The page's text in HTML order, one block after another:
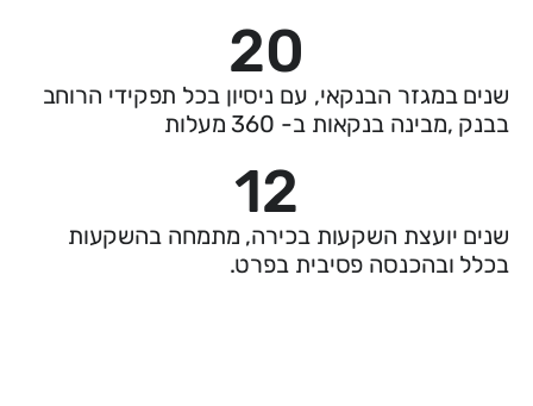
שנים במגזר הבנקאי, עם ניסיון בכל תפקידי הרוחב
בבנק ,מבינה בנקאות ב- 360 מעלות
20
שנים יועצת השקעות בכירה, מתמחה בהשקעות
בכלל ובהכנסה פסיבית בפרט.
12